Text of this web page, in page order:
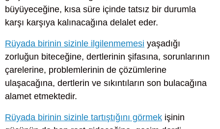
büyüyeceğine, kısa süre içinde tatsız bir durumla
karşı karşıya kalınacağına delalet eder.
Rüyada birinin sizinle ilgilenmemesi yaşadığı
zorluğun biteceğine, dertlerinin şifasına, sorunlarının
çarelerine, problemlerinin de çözümlerine
ulaşacağına, dertlerin ve sıkıntıların son bulacağına
alamet etmektedir.
Rüyada birinin sizinle tartıştığını görmek işinin